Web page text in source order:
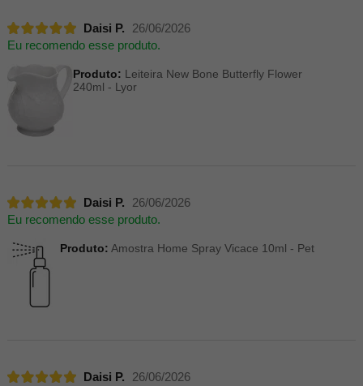
Daisi P.
26/06/2026
Eu recomendo esse produto.
Produto: Leiteira New Bone Butterfly Flower
240ml - Lyor
Daisi P.
26/06/2026
Eu recomendo esse produto.
Produto: Amostra Home Spray Vicace 10ml - Pet
Daisi P.
26/06/2026